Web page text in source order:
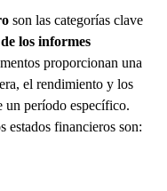
son las categorías clave
los informes
proporcionan una
el rendimiento y los
un período específico.
estados financieros son: